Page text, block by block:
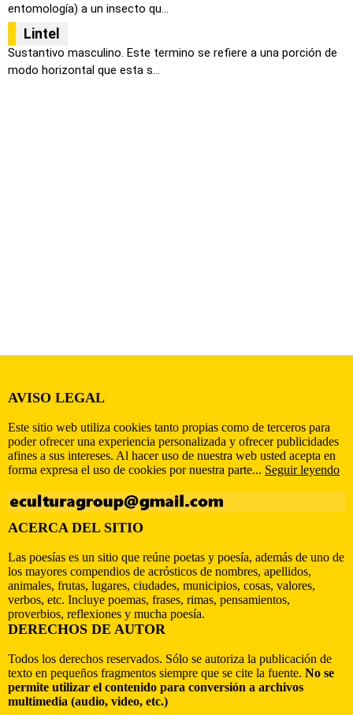
entomología) a un insecto qu...
Lintel
Sustantivo masculino. Este termino se refiere a una porción de
modo horizontal que esta s...
AVISO LEGAL
Este sitio web utiliza cookies tanto propias como de terceros para
poder ofrecer una experiencia personalizada y ofrecer publicidades
afines a sus intereses. Al hacer uso de nuestra web usted acepta en
forma expresa el uso de cookies por nuestra parte... Seguir leyendo
ACERCA DEL SITIO
Las poesías es un sitio que reúne poetas y poesía, además de uno de
los mayores compendios de acrósticos de nombres, apellidos,
animales, frutas, lugares, ciudades, municipios, cosas, valores,
verbos, etc. Incluye poemas, frases, rimas, pensamientos,
proverbios, reflexiones y mucha poesía.
DERECHOS DE AUTOR
Todos los derechos reservados. Sólo se autoriza la publicación de
texto en pequeños fragmentos siempre que se cite la fuente. No se
permite utilizar el contenido para conversión a archivos
multimedia (audio, video, etc.)